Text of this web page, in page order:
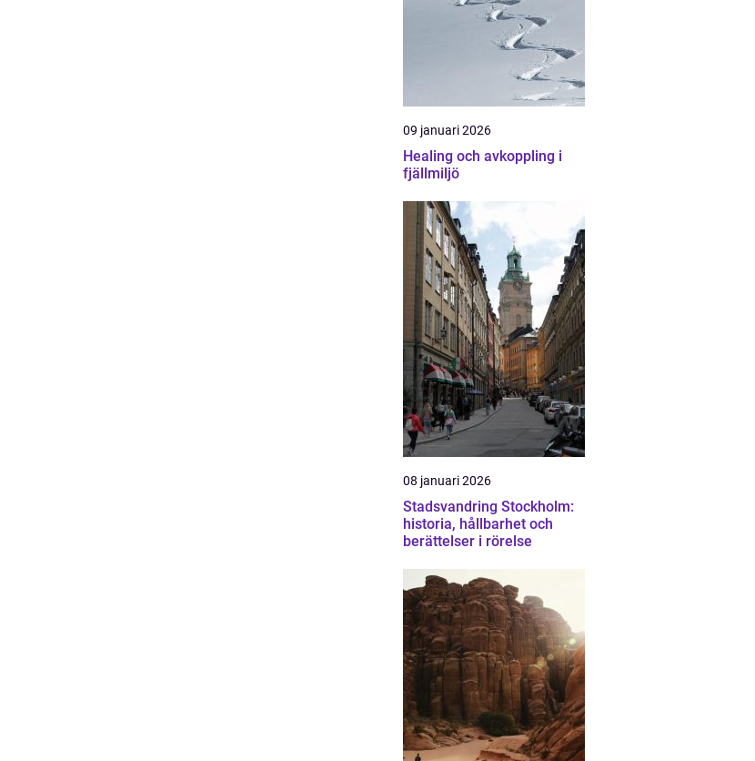
09 januari 2026
Healing och avkoppling i
fjällmiljö
08 januari 2026
Stadsvandring Stockholm:
historia, hållbarhet och
berättelser i rörelse